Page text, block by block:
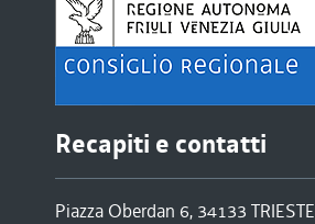
Recapiti e contatti
Piazza Oberdan 6, 34133 TRIESTE